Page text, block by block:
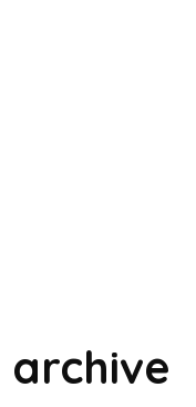
archive